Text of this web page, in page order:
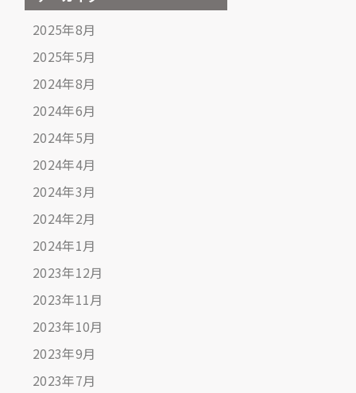
2025年8月
2025年5月
2024年8月
2024年6月
2024年5月
2024年4月
2024年3月
2024年2月
2024年1月
2023年12月
2023年11月
2023年10月
2023年9月
2023年7月